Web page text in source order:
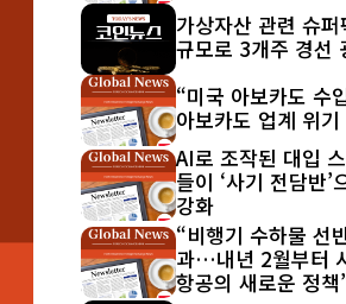
가상자산 관련 슈
규모로 3개주 경선
“미국 아보카도 수
아보카도 업계 위기
AI로 조작된 대입
들이 ‘사기 전담반’
강화
“비행기 수하물 선
과…내년 2월부터
항공의 새로운 정책